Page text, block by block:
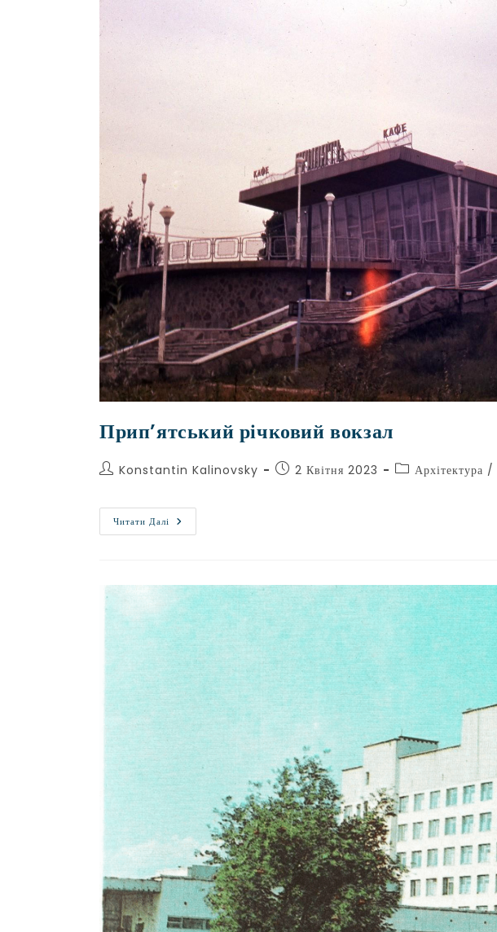
Прип’ятський річковий вокзал
Konstantin Kalinovsky 2 Квітня 2023 Архітектура /
Читати Далі